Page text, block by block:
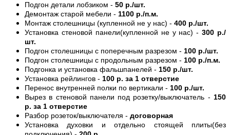
Подгон детали лобзиком - 50 р./шт.
Демонтаж старой мебели - 1100 р./п.м.
Монтаж столешницы (купленной не у нас) - 400 р./шт.
Установка стеновой панели(купленной не у нас) -300 р./
шт.
Подгон столешницы с поперечным разрезом - 100 р./шт.
Подгон столешницы с продольным разрезом - 100 р./п.м.
Подгонка и установка фальшпанелей - 150 р./шт.
Установка рейлингов - 100 р. за 1 отверстие
Перенос внутренней полки по вертикали - 100 р./шт.
Вырез в стеновой панели под розетку/выключатель - 150
р. за 1 отверстие
Разбор розеток/выключателя - договорная
Установка духовки и отдельно стоящей плиты(без